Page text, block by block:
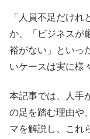
「人員不足だけ
か、「ビジネスが
裕がない」といっ
いケースは実に様
本記事では、人手
の足を踏む理由や
マを解説し、これ